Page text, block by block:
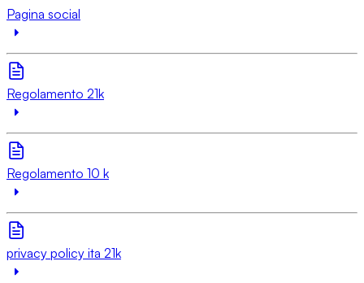
Pagina social
Regolamento 21k
Regolamento 10 k
privacy policy ita 21k